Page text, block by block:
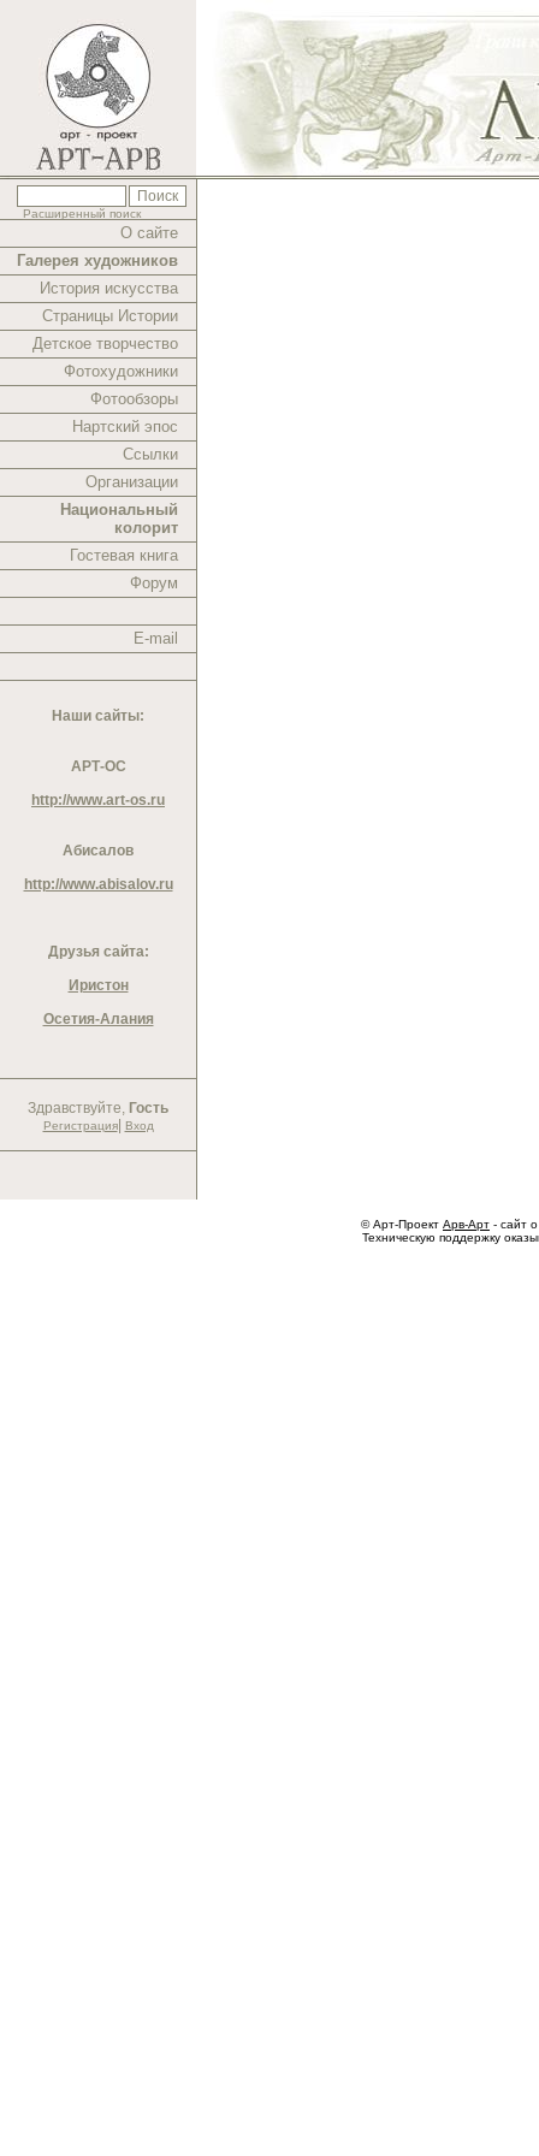
Расширенный поиск
О сайте
Галерея художников
История искусства
Страницы Истории
Детское творчество
Фотохудожники
Фотообзоры
Нартский эпос
Ссылки
Организации
Национальный
колорит
Гостевая книга
Форум
E-mail
Наши сайты:
АРТ-ОС
http://www.art-os.ru
Абисалов
http://www.abisalov.ru
Друзья сайта:
Иристон
Осетия-Алания
Здравствуйте, Гость
Регистрация| Вход
© Арт-Проект Арв-Арт - сайт
Техническую поддержку